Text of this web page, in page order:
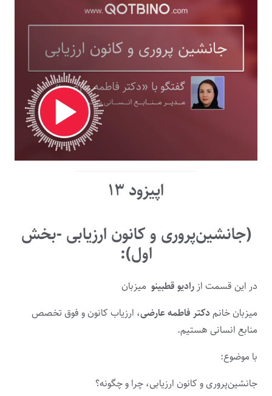
اپیزود ۱۳
(جانشین‌پروری و کانون ارزیابی -بخش
اول):
در این قسمت از رادیو قطبینو میزبان
میزبان خانم دکتر فاطمه عارضی، ارزیاب کانون و فوق تخصص
منابع انسانی هستیم.
با موضوع:
جانشین‌پروری و کانون ارزیابی، چرا و چگونه؟